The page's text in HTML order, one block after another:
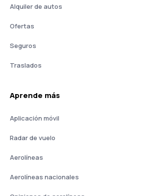
Alquiler de autos
Ofertas
Seguros
Traslados
Aprende más
Aplicación móvil
Radar de vuelo
Aerolíneas
Aerolíneas nacionales